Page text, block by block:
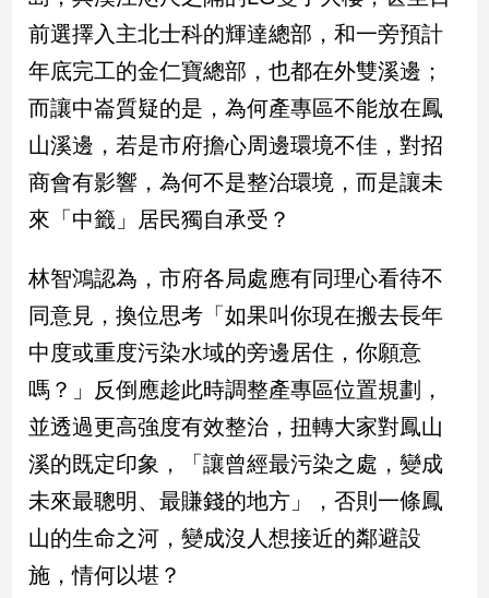
建
室
內
設
計
旅
美
星
座/
命
理
消
費
健
康/
子/
感
情
藝
前選擇入主北士科的輝達總部，和一旁預計
年底完工的金仁寶總部，也都在外雙溪邊；
而讓中崙質疑的是，為何產專區不能放在鳳
山溪邊，若是市府擔心周邊環境不佳，對招
商會有影響，為何不是整治環境，而是讓未
來「中籤」居民獨自承受？
林智鴻認為，市府各局處應有同理心看待不
同意見，換位思考「如果叫你現在搬去長年
中度或重度污染水域的旁邊居住，你願意
嗎？」反倒應趁此時調整產專區位置規劃，
並透過更高強度有效整治，扭轉大家對鳳山
溪的既定印象，「讓曾經最污染之處，變成
未來最聰明、最賺錢的地方」，否則一條鳳
山的生命之河，變成沒人想接近的鄰避設
施，情何以堪？